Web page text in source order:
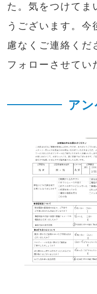
た。気をつけてま
うございます。今
慮なくご連絡くだ
フォローさせてい
ア